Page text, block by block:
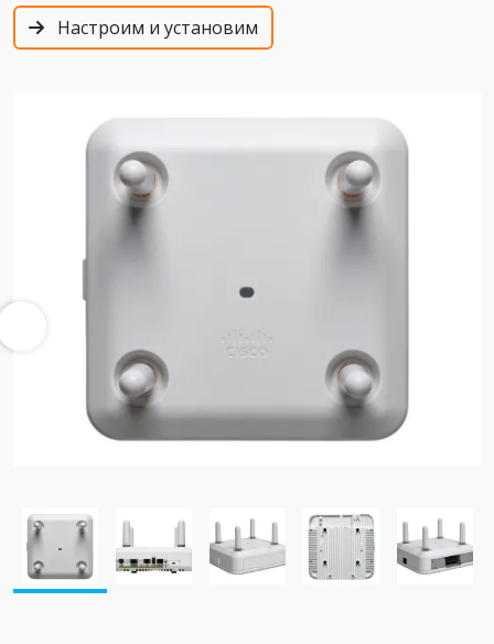
Настроим и установим